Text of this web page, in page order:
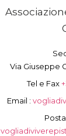
Via Giuseppe
Tel e Fax
Email :